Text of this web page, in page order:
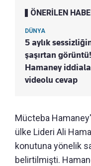
ÖNERİLEN
DÜNYA
5 aylık
şaşırtan
Hamaney
videolu cevap
Mücteba
ülke Lideri Ali
konutuna yönelik
belirtilmişti.